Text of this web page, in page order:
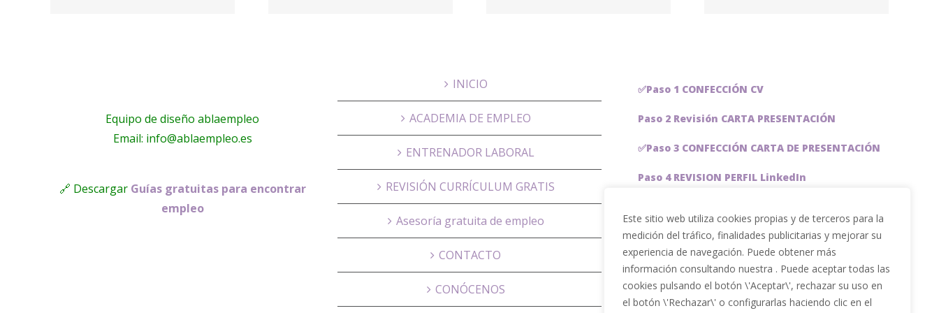
Este sitio web utiliza cookies propias y de terceros para la
medición del tráfico, finalidades publicitarias y mejorar su
experiencia de navegación. Puede obtener más
información consultando nuestra . Puede aceptar todas las
cookies pulsando el botón \'Aceptar\', rechazar su uso en
el botón \'Rechazar\' o configurarlas haciendo clic en el
Equipo de diseño ablaempleo
Email: info@ablaempleo.es
🔗 Descargar Guías gratuitas para encontrar
empleo
INICIO
ACADEMIA DE EMPLEO
ENTRENADOR LABORAL
REVISIÓN CURRÍCULUM GRATIS
Asesoría gratuita de empleo
CONTACTO
CONÓCENOS
✅Paso 1 CONFECCIÓN CV
Paso 2 Revisión CARTA PRESENTACIÓN
✅Paso 3 CONFECCIÓN CARTA DE PRESENTACIÓN
Paso 4 REVISION PERFIL LinkedIn
PACKS DE AHORRO
JOBAI, ASISTENTE DE IA PARA BUSCAR EMPLEO
Servicios especiales